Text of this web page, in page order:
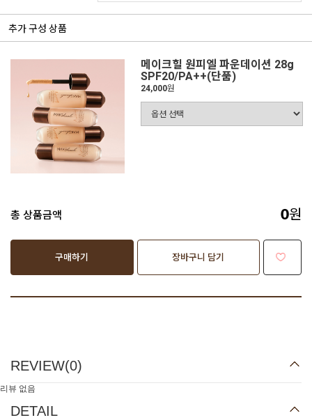
추가 구성 상품
메이크힐 원피엘 파운데이션 28g
SPF20/PA++(단품)
24,000원
총 상품금액 0원
구매하기 장바구니 담기
REVIEW(0)
리뷰 없음
DETAIL